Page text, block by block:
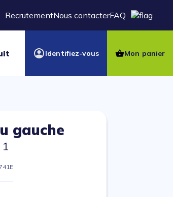
RecrutementNous contacterFAQ
Identifiez-vous Mon panier
gauche